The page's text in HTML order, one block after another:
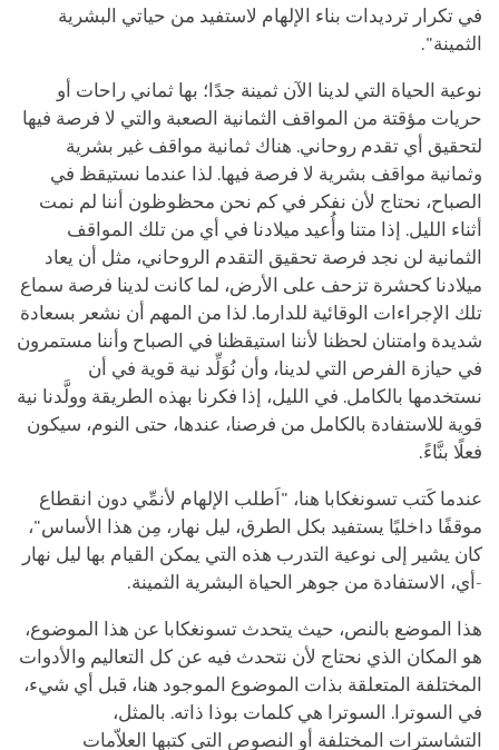
في تكرار ترديدات بناء الإلهام لاستفيد من حياتي البشرية
الثمينة".
نوعية الحياة التي لدينا الآن ثمينة جدًا؛ بها ثماني راحات أو
حريات مؤقتة من المواقف الثمانية الصعبة والتي لا فرصة فيها
لتحقيق أي تقدم روحاني. هناك ثمانية مواقف غير بشرية
وثمانية مواقف بشرية لا فرصة فيها. لذا عندما نستيقظ في
الصباح، نحتاج لأن نفكر في كم نحن محظوظون أننا لم نمت
أثناء الليل. إذا متنا وأُعيد ميلادنا في أي من تلك المواقف
الثمانية لن نجد فرصة تحقيق التقدم الروحاني، مثل أن يعاد
ميلادنا كحشرة تزحف على الأرض، لما كانت لدينا فرصة سماع
تلك الإجراءات الوقائية للدارما. لذا من المهم أن نشعر بسعادة
شديدة وامتنان لحظنا لأننا استيقظنا في الصباح وأننا مستمرون
في حيازة الفرص التي لدينا، وأن نُوَلِّد نية قوية في أن
نستخدمها بالكامل. في الليل، إذا فكرنا بهذه الطريقة وولَّدنا نية
قوية للاستفادة بالكامل من فرصنا، عندها، حتى النوم، سيكون
فعلًا بنَّاءً.
عندما كَتب تسونغكابا هنا، "اَطلب الإلهام لأنمِّي دون انقطاع
موقفًا داخليًا يستفيد بكل الطرق، ليل نهار، مِن هذا الأساس"،
كان يشير إلى نوعية التدرب هذه التي يمكن القيام بها ليل نهار
-أي، الاستفادة من جوهر الحياة البشرية الثمينة.
هذا الموضع بالنص، حيث يتحدث تسونغكابا عن هذا الموضوع،
هو المكان الذي نحتاج لأن نتحدث فيه عن كل التعاليم والأدوات
المختلفة المتعلقة بذات الموضوع الموجود هنا، قبل أي شيء،
في السوترا. السوترا هي كلمات بوذا ذاته. بالمثل،
التشاسترات المختلفة أو النصوص التي كتبها العلاّمات